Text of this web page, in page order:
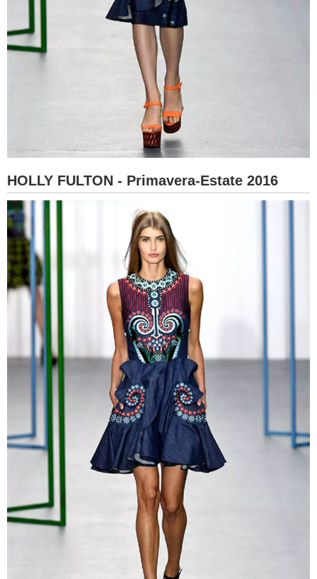
HOLLY FULTON - Primavera-Estate 2016